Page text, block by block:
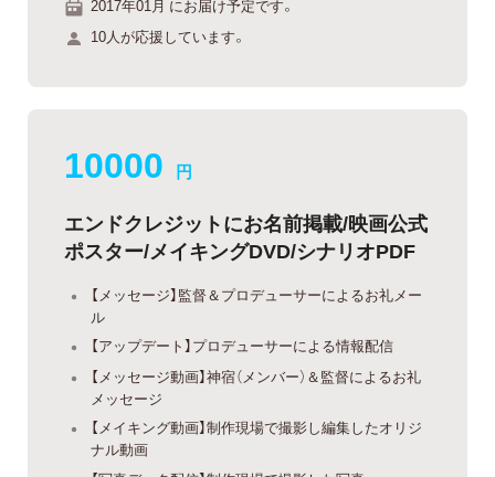
2017年01月 にお届け予定です。
10人が応援しています。
10000 円
エンドクレジットにお名前掲載/映画公式
ポスター/メイキングDVD/シナリオPDF
【メッセージ】監督＆プロデューサーによるお礼メー
ル
【アップデート】プロデューサーによる情報配信
【メッセージ動画】神宿（メンバー）＆監督によるお礼
メッセージ
【メイキング動画】制作現場で撮影し編集したオリジ
ナル動画